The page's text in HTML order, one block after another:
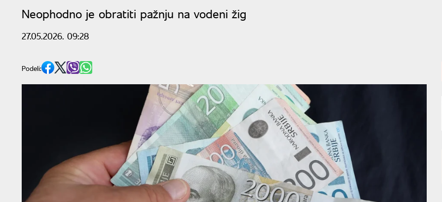
Neophodno je obratiti pažnju na vodeni žig
27.05.2026. 09:28
Podeli: